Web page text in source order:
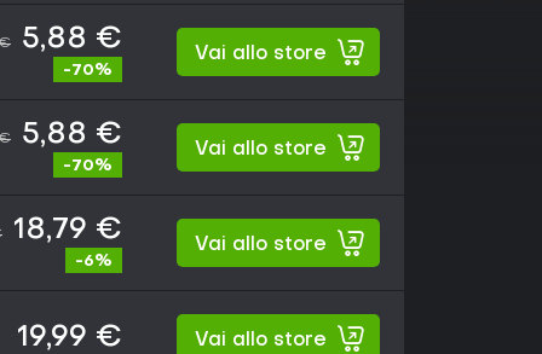
5,88 €
-70%
Vai allo store
5,88 €
-70%
Vai allo store
18,79 €
-6%
Vai allo store
19,99 € Vai allo store